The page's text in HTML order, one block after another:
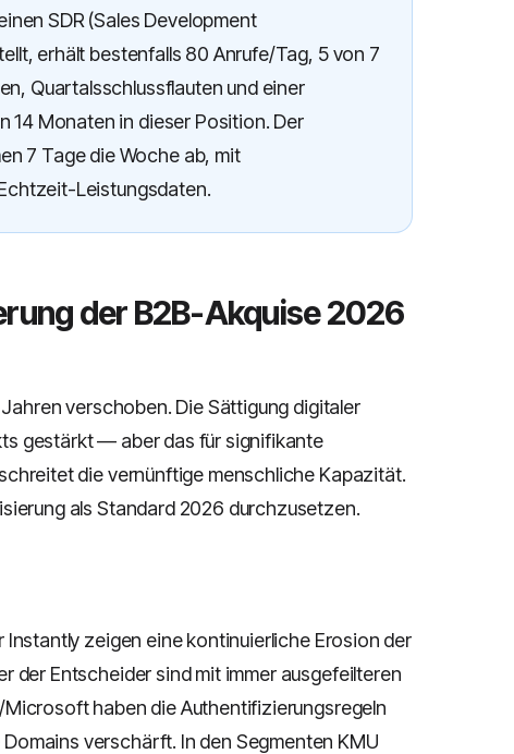
SDR (Sales Development
erhält bestenfalls 80 Anrufe/Tag, 5 von 7
Quartalsschlussflauten und einer
14 Monaten in dieser Position. Der
7 Tage die Woche ab, mit
Leistungsdaten.
der B2B-Akquise 2026
verschoben. Die Sättigung digitaler
gestärkt — aber das für signifikante
die vernünftige menschliche Kapazität.
als Standard 2026 durchzusetzen.
zeigen eine kontinuierliche Erosion der
der Entscheider sind mit immer ausgefeilteren
haben die Authentifizierungsregeln
verschärft. In den Segmenten KMU